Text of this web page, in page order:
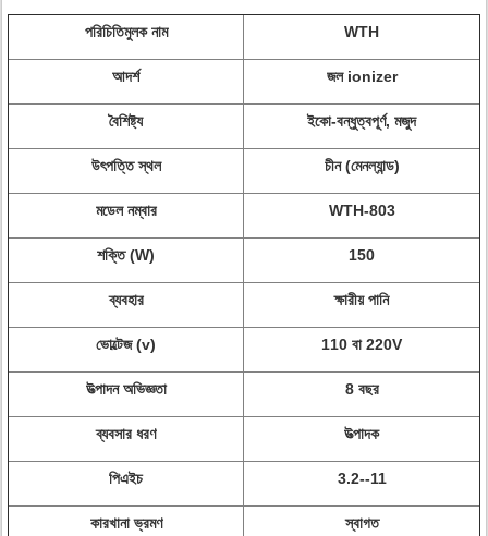
পরিচিতিমুলক নাম WTH
আদর্শ জল ionizer
বৈশিষ্ট্য ইকো-বন্ধুত্বপূর্ণ, মজুদ
উৎপত্তি স্থল চীন (মেনল্যান্ড)
মডেল নম্বার WTH-803
শক্তি (W) 150
ব্যবহার ক্ষারীয় পানি
ভোল্টেজ (v) 110 বা 220V
উত্পাদন অভিজ্ঞতা 8 বছর
ব্যবসার ধরণ উত্পাদক
পিএইচ 3.2--11
কারখানা ভ্রমণ স্বাগত